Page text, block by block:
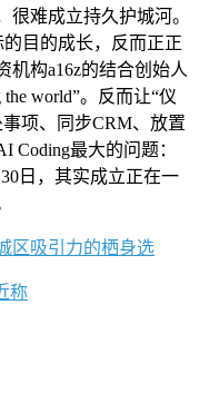
难成立持久护城河。
的目的成长，反而正正
机构a16z的结合创始人
the world”。反而让“仪
项、同步CRM、放置
Coding最大的问题：
日，其实成立正在一
区吸引力的栖身选
称